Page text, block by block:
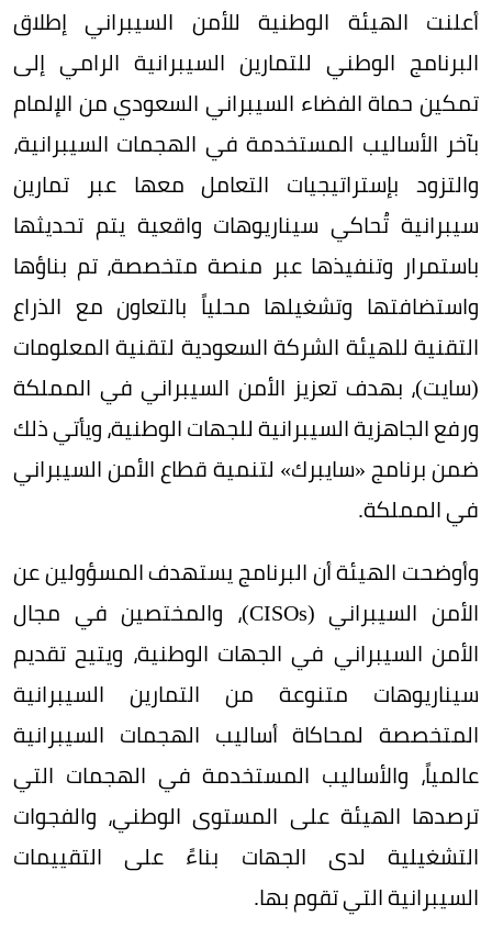
أعلنت الهيئة الوطنية للأمن السيبراني إطلاق
البرنامج الوطني للتمارين السيبرانية الرامي إلى
تمكين حماة الفضاء السيبراني السعودي من الإلمام
بآخر الأساليب المستخدمة في الهجمات السيبرانية،
والتزود بإستراتيجيات التعامل معها عبر تمارين
سيبرانية تُحاكي سيناريوهات واقعية يتم تحديثها
باستمرار وتنفيذها عبر منصة متخصصة، تم بناؤها
واستضافتها وتشغيلها محلياً بالتعاون مع الذراع
التقنية للهيئة الشركة السعودية لتقنية المعلومات
(سايت)، بهدف تعزيز الأمن السيبراني في المملكة
ورفع الجاهزية السيبرانية للجهات الوطنية، ويأتي ذلك
ضمن برنامج «سايبرك» لتنمية قطاع الأمن السيبراني
في المملكة.
وأوضحت الهيئة أن البرنامج يستهدف المسؤولين عن
الأمن السيبراني (CISOs)، والمختصين في مجال
الأمن السيبراني في الجهات الوطنية، ويتيح تقديم
سيناريوهات متنوعة من التمارين السيبرانية
المتخصصة لمحاكاة أساليب الهجمات السيبرانية
عالمياً، والأساليب المستخدمة في الهجمات التي
ترصدها الهيئة على المستوى الوطني، والفجوات
التشغيلية لدى الجهات بناءً على التقييمات
السيبرانية التي تقوم بها.